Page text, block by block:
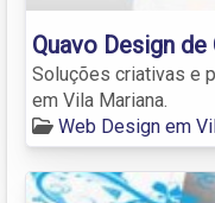
Quavo Design
Soluções criativas e
em Vila Mariana.
Web Design em